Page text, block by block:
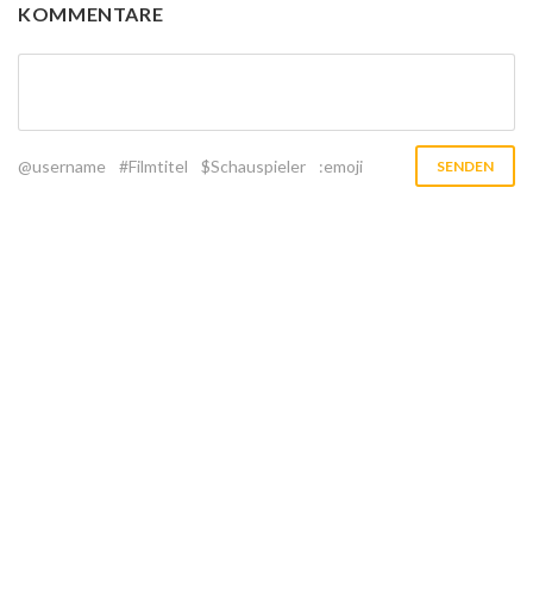
KOMMENTARE
@username #Filmtitel $Schauspieler :emoji